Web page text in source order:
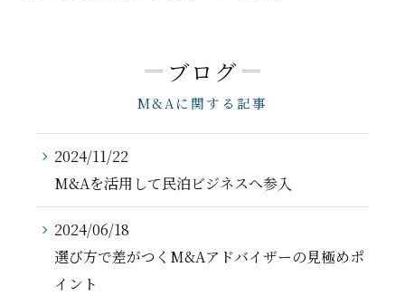
ブログ
M&Aに関する記事
2024/11/22
M&Aを活用して民泊ビジネスへ参入
2024/06/18
選び方で差がつくM&Aアドバイザーの見極めポ
イント